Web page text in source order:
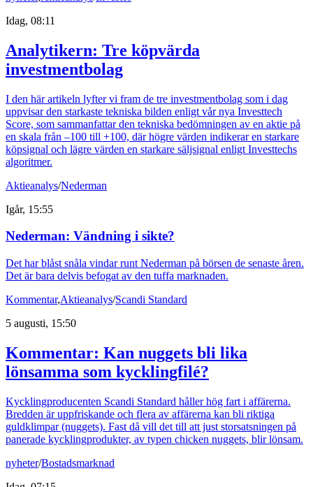
Idag, 08:11
Analytikern: Tre köpvärda
investmentbolag
I den här artikeln lyfter vi fram de tre investmentbolag som i dag
uppvisar den starkaste tekniska bilden enligt vår nya Investtech
Score, som sammanfattar den tekniska bedömningen av en aktie på
en skala från –100 till +100, där högre värden indikerar en starkare
köpsignal och lägre värden en starkare säljsignal enligt Investtechs
algoritmer.
Aktieanalys/Nederman
Igår, 15:55
Nederman: Vändning i sikte?
Det har blåst snåla vindar runt Nederman på börsen de senaste åren.
Det är bara delvis befogat av den tuffa marknaden.
Kommentar,Aktieanalys/Scandi Standard
5 augusti, 15:50
Kommentar: Kan nuggets bli lika
lönsamma som kycklingfilé?
Kycklingproducenten Scandi Standard håller hög fart i affärerna.
Bredden är uppfriskande och flera av affärerna kan bli riktiga
guldklimpar (nuggets). Fast då vill det till att just storsatsningen på
panerade kycklingprodukter, av typen chicken nuggets, blir lönsam.
nyheter/Bostadsmarknad